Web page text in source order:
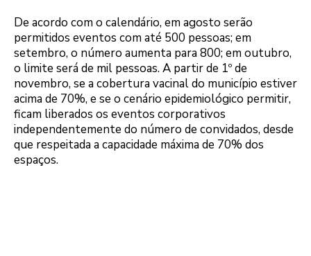
De acordo com o calendário, em agosto serão
permitidos eventos com até 500 pessoas; em
setembro, o número aumenta para 800; em outubro,
o limite será de mil pessoas. A partir de 1º de
novembro, se a cobertura vacinal do município estiver
acima de 70%, e se o cenário epidemiológico permitir,
ficam liberados os eventos corporativos
independentemente do número de convidados, desde
que respeitada a capacidade máxima de 70% dos
espaços.